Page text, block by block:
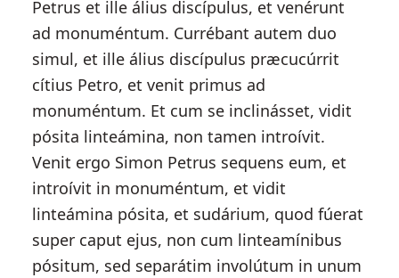
Petrus et ille álius discípulus, et venérunt
ad monuméntum. Currébant autem duo
simul, et ille álius discípulus præcucúrrit
cítius Petro, et venit primus ad
monuméntum. Et cum se inclinásset, vidit
pósita linteámina, non tamen introívit.
Venit ergo Simon Petrus sequens eum, et
introívit in monuméntum, et vidit
linteámina pósita, et sudárium, quod fúerat
super caput ejus, non cum linteamínibus
pósitum, sed separátim involútum in unum